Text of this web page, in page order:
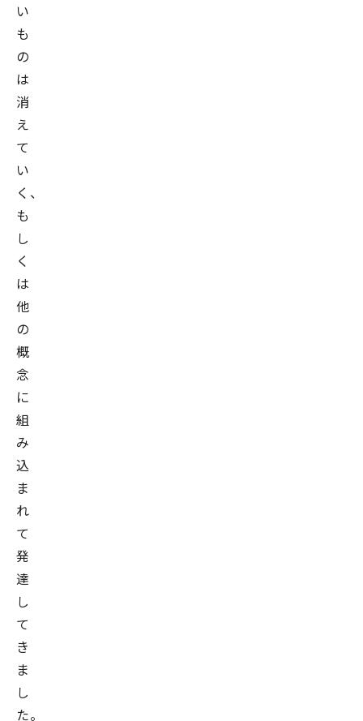
い
も
の
は
消
え
て
い
く、
も
し
く
は
他
の
概
念
に
組
み
込
ま
れ
て
発
達
し
て
き
ま
し
た。